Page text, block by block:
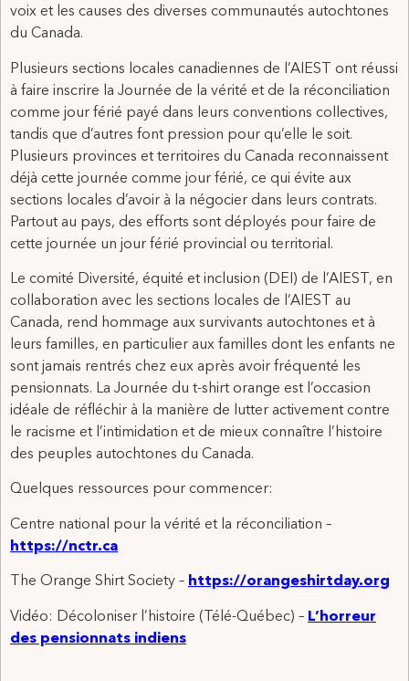
voix et les causes des diverses communautés autochtones
du Canada.
Plusieurs sections locales canadiennes de l’AIEST ont réussi
à faire inscrire la Journée de la vérité et de la réconciliation
comme jour férié payé dans leurs conventions collectives,
tandis que d’autres font pression pour qu’elle le soit.
Plusieurs provinces et territoires du Canada reconnaissent
déjà cette journée comme jour férié, ce qui évite aux
sections locales d’avoir à la négocier dans leurs contrats.
Partout au pays, des efforts sont déployés pour faire de
cette journée un jour férié provincial ou territorial.
Le comité Diversité, équité et inclusion (DEI) de l’AIEST, en
collaboration avec les sections locales de l’AIEST au
Canada, rend hommage aux survivants autochtones et à
leurs familles, en particulier aux familles dont les enfants ne
sont jamais rentrés chez eux après avoir fréquenté les
pensionnats. La Journée du t-shirt orange est l’occasion
idéale de réfléchir à la manière de lutter activement contre
le racisme et l’intimidation et de mieux connaître l’histoire
des peuples autochtones du Canada.
Quelques ressources pour commencer:
Centre national pour la vérité et la réconciliation –
https://nctr.ca
The Orange Shirt Society – https://orangeshirtday.org
Vidéo: Décoloniser l’histoire (Télé-Québec) – L’horreur
des pensionnats indiens